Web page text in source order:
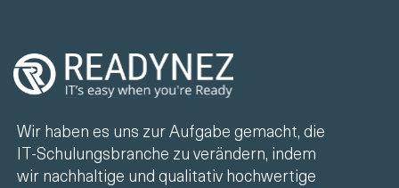
Wir haben es uns zur Aufgabe gemacht, die
IT-Schulungsbranche zu verändern, indem
wir nachhaltige und qualitativ hochwertige